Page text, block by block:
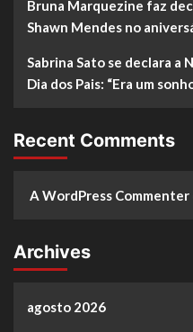
Bruna Marquezine faz
Shawn Mendes no
Sabrina Sato se declara a
Dia dos Pais: “Era um
Recent Comments
A WordPress Commenter
Archives
agosto 2026